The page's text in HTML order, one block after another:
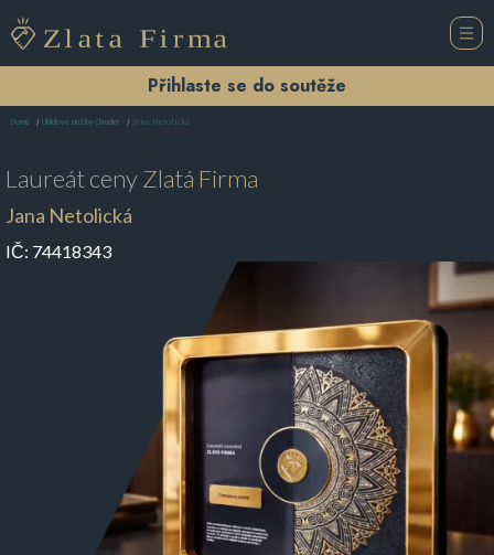
Přihlaste se do soutěže
Domů Úklidové služby Chrudim Jana Netolická
Laureát cenyZlatá Firma
Jana Netolická
IČ: 74418343